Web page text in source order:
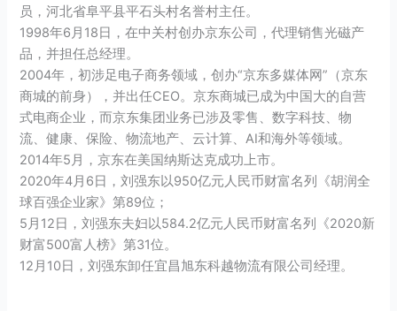
员，河北省阜平县平石头村名誉村主任。
1998年6月18日，在中关村创办京东公司，代理销售光磁产
品，并担任总经理。
2004年，初涉足电子商务领域，创办“京东多媒体网”（京东
商城的前身），并出任CEO。京东商城已成为中国大的自营
式电商企业，而京东集团业务已涉及零售、数字科技、物
流、健康、保险、物流地产、云计算、AI和海外等领域。
2014年5月，京东在美国纳斯达克成功上市。
2020年4月6日，刘强东以950亿元人民币财富名列《胡润全
球百强企业家》第89位；
5月12日，刘强东夫妇以584.2亿元人民币财富名列《2020新
财富500富人榜》第31位。
12月10日，刘强东卸任宜昌旭东科越物流有限公司经理。